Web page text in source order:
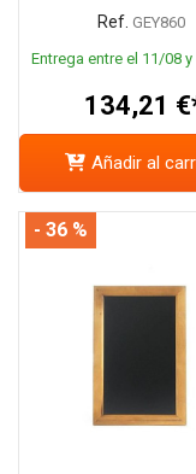
Ref. GEY860
Entrega entre el 11/08
134,21
Añadir al
- 36 %